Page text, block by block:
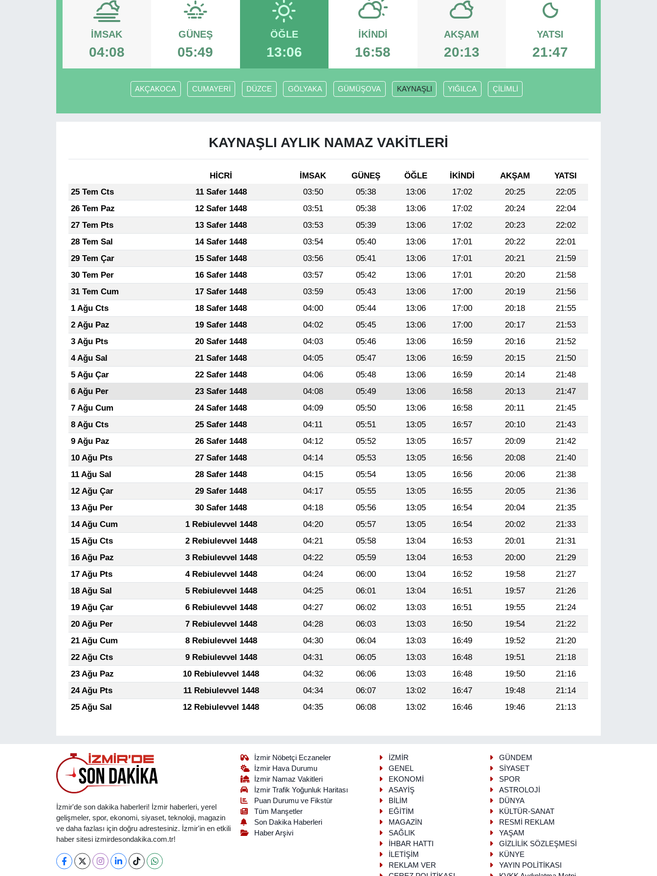
İMSAK
04:08
GÜNEŞ
05:49
ÖĞLE
13:06
İKINDI
16:58
AKŞAM
20:13
YATSI
21:47
AKÇAKOCA CUMAYERİ DÜZCE GÖLYAKA GÜMÜŞOVA KAYNAŞLI YIĞILCA ÇİLİMLİ
KAYNAŞLI AYLIK NAMAZ VAKITLERI
HİCRİ İMSAK GÜNEŞ ÖĞLE İKINDI AKŞAM
YATSI
25 Tem Cts
11 Safer 1448 03:50 05:38 13:06 17:02 20:25
22:05
26 Tem Paz
12 Safer 1448 03:51 05:38 13:06 17:02 20:24
22:04
27 Tem Pts
13 Safer 1448 03:53 05:39 13:06 17:02 20:23
22:02
28 Tem Sal
14 Safer 1448 03:54 05:40 13:06 17:01 20:22
22:01
29 Tem Çar
15 Safer 1448 03:56 05:41 13:06 17:01 20:21
21:59
30 Tem Per
16 Safer 1448 03:57 05:42 13:06 17:01 20:20
21:58
31 Tem Cum
17 Safer 1448 03:59 05:43 13:06 17:00 20:19
21:56
1 Ağu Cts
18 Safer 1448 04:00 05:44 13:06 17:00 20:18
21:55
2 Ağu Paz
19 Safer 1448 04:02 05:45 13:06 17:00 20:17
21:53
3 Ağu Pts
20 Safer 1448 04:03 05:46 13:06 16:59 20:16
21:52
4 Ağu Sal
21 Safer 1448 04:05 05:47 13:06 16:59 20:15
21:50
5 Ağu Çar
22 Safer 1448 04:06 05:48 13:06 16:59 20:14
21:48
6 Ağu Per
23 Safer 1448 04:08 05:49 13:06 16:58 20:13
21:47
7 Ağu Cum
24 Safer 1448 04:09 05:50 13:06 16:58 20:11
21:45
8 Ağu Cts
25 Safer 1448 04:11 05:51 13:05 16:57 20:10
21:43
9 Ağu Paz
26 Safer 1448 04:12 05:52 13:05 16:57 20:09
21:42
10 Ağu Pts
27 Safer 1448 04:14 05:53 13:05 16:56 20:08
21:40
11 Ağu Sal
28 Safer 1448 04:15 05:54 13:05 16:56 20:06
21:38
12 Ağu Çar
29 Safer 1448 04:17 05:55 13:05 16:55 20:05
21:36
13 Ağu Per
30 Safer 1448 04:18 05:56 13:05 16:54 20:04
21:35
14 Ağu Cum
1 Rebiulevvel 1448 04:20 05:57 13:05 16:54 20:02
21:33
15 Ağu Cts
2 Rebiulevvel 1448 04:21 05:58 13:04 16:53 20:01
21:31
16 Ağu Paz
3 Rebiulevvel 1448 04:22 05:59 13:04 16:53 20:00
21:29
17 Ağu Pts
4 Rebiulevvel 1448 04:24 06:00 13:04 16:52 19:58
21:27
18 Ağu Sal
5 Rebiulevvel 1448 04:25 06:01 13:04 16:51 19:57
21:26
19 Ağu Çar
6 Rebiulevvel 1448 04:27 06:02 13:03 16:51 19:55
21:24
20 Ağu Per
7 Rebiulevvel 1448 04:28 06:03 13:03 16:50 19:54
21:22
21 Ağu Cum
8 Rebiulevvel 1448 04:30 06:04 13:03 16:49 19:52
21:20
22 Ağu Cts
9 Rebiulevvel 1448 04:31 06:05 13:03 16:48 19:51
21:18
23 Ağu Paz
10 Rebiulevvel 1448 04:32 06:06 13:03 16:48 19:50
21:16
24 Ağu Pts
11 Rebiulevvel 1448 04:34 06:07 13:02 16:47 19:48
21:14
25 Ağu Sal
12 Rebiulevvel 1448 04:35 06:08 13:02 16:46 19:46 21:13
İzmir'de son dakika haberleri! İzmir haberleri, yerel
gelişmeler, spor, ekonomi, siyaset, teknoloji, magazin
ve daha fazlası için doğru adrestesiniz. İzmir'in en etkili
haber sitesi izmirdesondakika.com.tr!
İzmir Nöbetçi Eczaneler
İzmir Hava Durumu
İzmir Namaz Vakitleri
İzmir Trafik Yoğunluk Haritası
Puan Durumu ve Fikstür
Tüm Manşetler
Son Dakika Haberleri
Haber Arşivi
İZMİR
GÜNDEM
GENEL
SİYASET
EKONOMİ
SPOR
ASAYİŞ
ASTROLOJİ
BİLİM
DÜNYA
EĞİTİM
KÜLTÜR-SANAT
MAGAZİN
RESMİ REKLAM
SAĞLIK
YAŞAM
İHBAR HATTI
GİZLİLİK SÖZLEŞMESİ
İLETİŞİM
KÜNYE
REKLAM VER
YAYIN POLİTİKASI